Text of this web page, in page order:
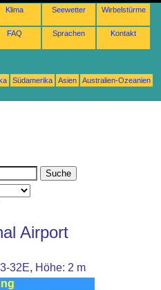
Klima Seewetter Wirbelstürme
FAQ Sprachen Kontakt
Südamerika Asien
Australien-Ozeanien
Airport
32E, Höhe: 2 m